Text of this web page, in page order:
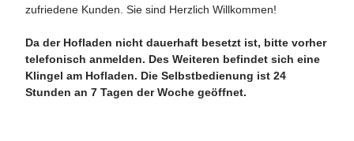
zufriedene Kunden. Sie sind Herzlich Willkommen!
Da der Hofladen nicht dauerhaft besetzt ist, bitte vorher
telefonisch anmelden. Des Weiteren befindet sich eine
Klingel am Hofladen. Die Selbstbedienung ist 24
Stunden an 7 Tagen der Woche geöffnet.